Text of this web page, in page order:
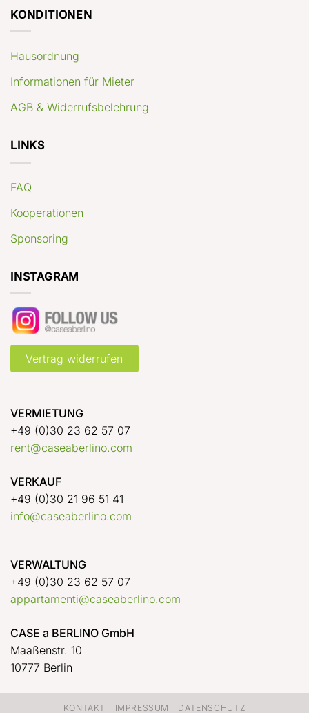
KONDITIONEN
Hausordnung
Informationen für Mieter
AGB & Widerrufsbelehrung
LINKS
FAQ
Kooperationen
Sponsoring
INSTAGRAM
Vertrag widerrufen
VERMIETUNG
+49 (0)30 23 62 57 07
rent@caseaberlino.com
VERKAUF
+49 (0)30 21 96 51 41
info@caseaberlino.com
VERWALTUNG
+49 (0)30 23 62 57 07
appartamenti@caseaberlino.com
CASE a BERLINO GmbH
Maaßenstr. 10
10777 Berlin
KONTAKT IMPRESSUM DATENSCHUTZ